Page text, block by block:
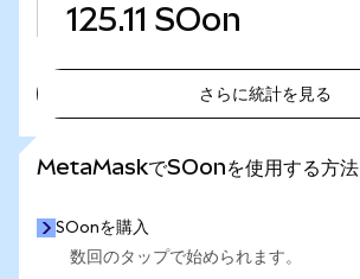
125.11 SOon
さらに統計を見る
MetaMaskでSOonを使用する方法
SOonを購入
数回のタップで始められます。